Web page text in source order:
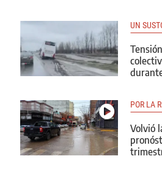
UN
POR LA
Volvió